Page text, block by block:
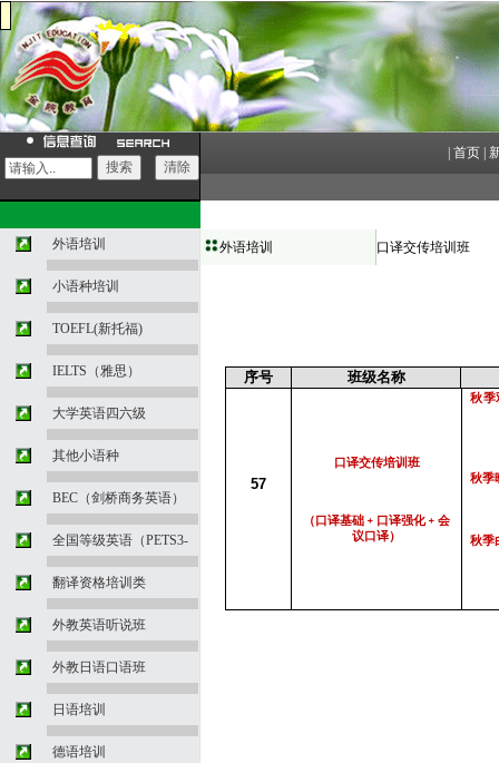
首页
外语培训
小语种培训
TOEFL(新托福)
IELTS（雅思）
大学英语四六级
其他小语种
BEC（剑桥商务英语）
全国等级英语（PETS3-
翻译资格培训类
外教英语听说班
外教日语口语班
日语培训
德语培训
外语培训 口译交传培训班
序号 班级名称
57
口译交传培训班
（口译基础﹢口译强化﹢会
议口译）
秋季
秋季
秋季